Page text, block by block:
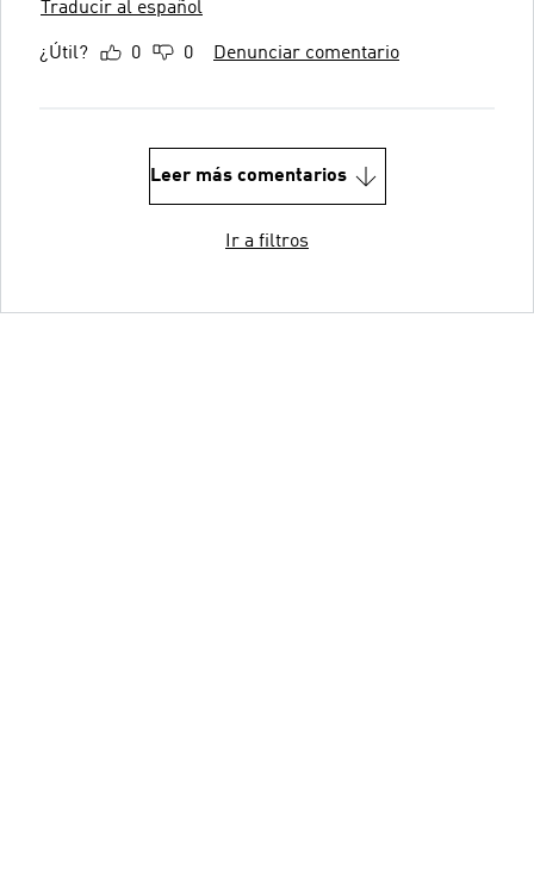
Traducir al español
¿Útil? 0 0 Denunciar comentario
Leer más comentarios
Ir a filtros